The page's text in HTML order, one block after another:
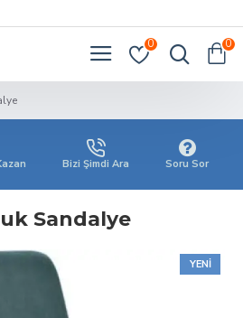
0 0
Bizi Şimdi Ara Soru Sor
Sandalye
YENI